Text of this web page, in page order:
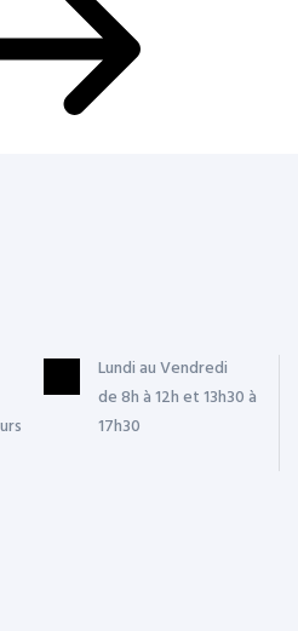
Lundi au Vendredi
de 8h à 12h et 13h30 à
17h30